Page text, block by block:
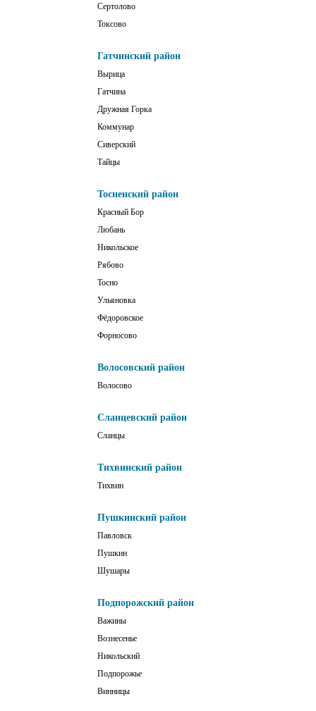
Сертолово
Токсово
Гатчинский район
Вырица
Гатчина
Дружная Горка
Коммунар
Сиверский
Тайцы
Тосненский район
Красный Бор
Любань
Никольское
Рябово
Тосно
Ульяновка
Фёдоровское
Форносово
Волосовский район
Волосово
Сланцевский район
Сланцы
Тихвинский район
Тихвин
Пушкинский район
Павловск
Пушкин
Шушары
Подпорожский район
Важины
Вознесенье
Никольский
Подпорожье
Винницы